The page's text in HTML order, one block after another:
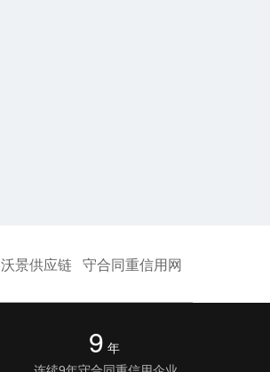
沃景供应链 守合同重信用网
9 年